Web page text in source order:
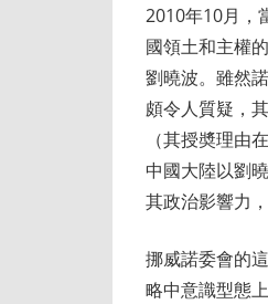
2010年10月，
國領土和主權
劉曉波。雖然
頗令人質疑，
（其授奬理由
中國大陸以劉
其政治影響力
挪威諾委會的
略中意識型態